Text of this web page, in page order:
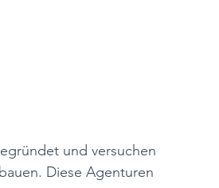
und versuchen
Diese Agenturen